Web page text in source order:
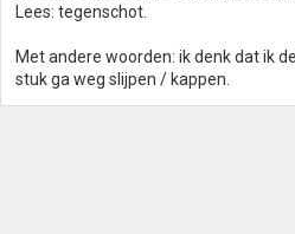
Lees: tegenschot.
Met andere woorden: ik denk dat ik
stuk ga weg slijpen / kappen.